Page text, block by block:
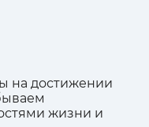
на достижении
жизни и